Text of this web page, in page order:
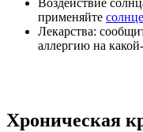
Воздействие
применяйте
Лекарства:
аллергию на
Хроническая